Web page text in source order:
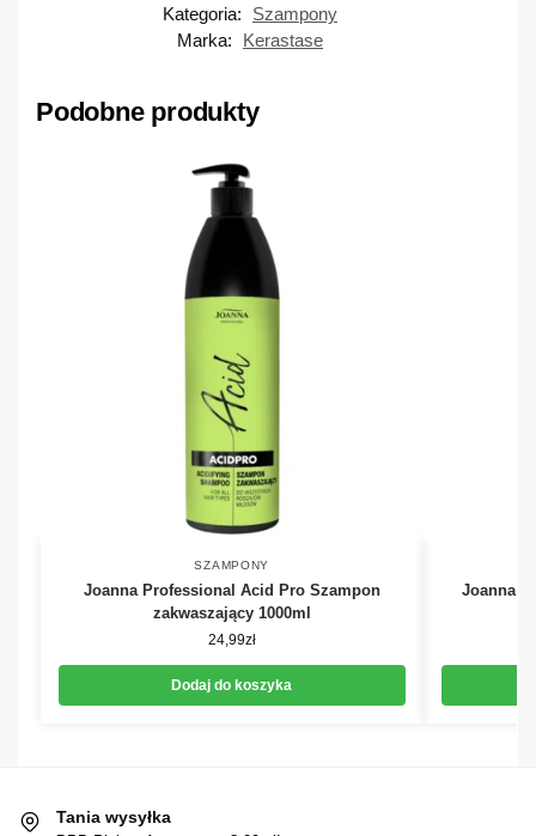
Kategoria:
Szampony
Marka:
Kerastase
Podobne produkty
SZAMPONY
Joanna Professional Acid Pro Szampon
zakwaszający 1000ml
24,99zł
Dodaj do koszyka
Joanna
Tania wysyłka